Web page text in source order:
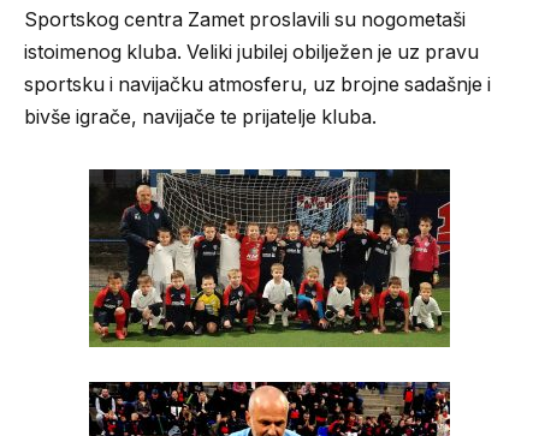
Sportskog centra Zamet proslavili su nogometaši
istoimenog kluba. Veliki jubilej obilježen je uz pravu
sportsku i navijačku atmosferu, uz brojne sadašnje i
bivše igrače, navijače te prijatelje kluba.